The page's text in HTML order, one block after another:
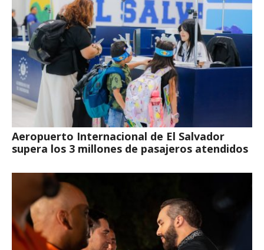
Aeropuerto Internacional de El Salvador
supera los 3 millones de pasajeros atendidos